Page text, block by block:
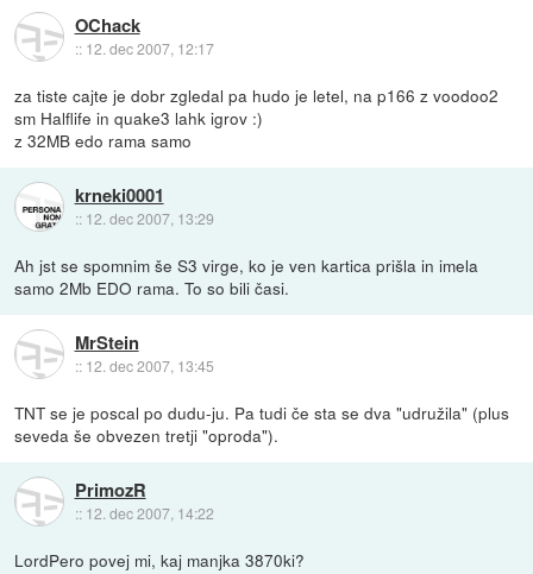
OChack
:: 12. dec 2007, 12:17
za tiste cajte je dobr zgledal pa hudo je letel, na p166 z voodoo2
sm Halflife in quake3 lahk igrov :)
z 32MB edo rama samo
krneki0001
:: 12. dec 2007, 13:29
Ah jst se spomnim še S3 virge, ko je ven kartica prišla in imela
samo 2Mb EDO rama. To so bili časi.
MrStein
:: 12. dec 2007, 13:45
TNT se je poscal po dudu-ju. Pa tudi če sta se dva "udružila" (plus
seveda še obvezen tretji "oproda").
PrimozR
:: 12. dec 2007, 14:22
LordPero povej mi, kaj manjka 3870ki?